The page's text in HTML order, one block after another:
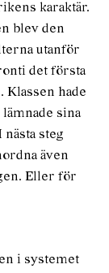
karaktär.
blev den
utanför
det första
Klassen hade
sina
steg
även
Eller för
i systemet